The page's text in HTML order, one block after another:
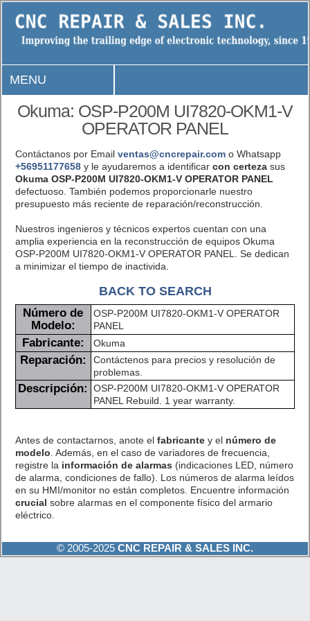
MENU
Okuma: OSP-P200M UI7820-OKM1-V
OPERATOR PANEL
Contáctanos por Email ventas@cncrepair.como Whatsapp
+56951177658y le ayudaremos a identificar con certezasus
Okuma OSP-P200M UI7820-OKM1-V OPERATOR PANEL
defectuoso. También podemos proporcionarle nuestro
presupuesto más reciente de reparación/reconstrucción.
Nuestros ingenieros y técnicos expertos cuentan con una
amplia experiencia en la reconstrucción de equipos Okuma
OSP-P200M UI7820-OKM1-V OPERATOR PANEL. Se dedican
a minimizar el tiempo de inactivida.
BACK TO SEARCH
Número de
Modelo:
OSP-P200M UI7820-OKM1-V OPERATOR
PANEL
Fabricante: Okuma
Reparación:
Contáctenos para precios y resolución de
problemas.
Descripción:
OSP-P200M UI7820-OKM1-V OPERATOR
PANEL Rebuild. 1 year warranty.
Antes de contactarnos, anote el fabricantey el número de
modelo . Además, en el caso de variadores de frecuencia,
registre la información de alarmas (indicaciones LED, número
de alarma, condiciones de fallo). Los números de alarma leídos
en su HMI/monitor no están completos. Encuentre información
crucial sobre alarmas en el componente físico del armario
eléctrico.
© 2005-2025 CNC REPAIR & SALES INC.